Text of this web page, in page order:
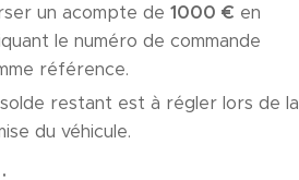
un acompte de 1000 € en
le numéro de commande
référence.
restant est à régler lors de la
du véhicule.